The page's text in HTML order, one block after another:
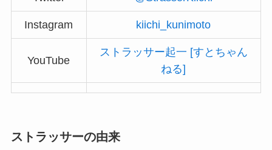
Instagram kiichi_kunimoto
YouTube
ストラッサー起一 [すとちゃん
ねる]
ストラッサーの由来